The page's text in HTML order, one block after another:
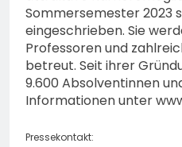
Sommersemester 2023
eingeschrieben. Sie
Professoren und
betreut. Seit ihrer
9.600 Absolventinnen
Informationen unter
Pressekontakt: